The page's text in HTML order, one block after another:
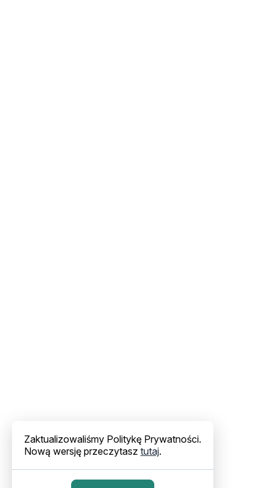
Zaktualizowaliśmy Politykę Prywatności.
Nową wersję przeczytasz tutaj.